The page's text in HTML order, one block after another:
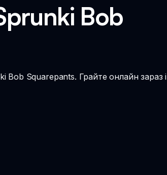
Bob
Squarepants. Грайте онлайн зараз і